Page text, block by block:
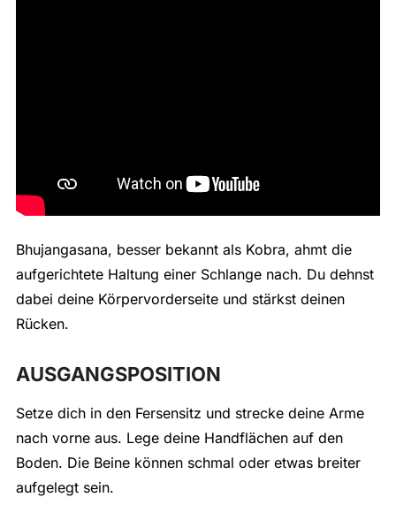
Bhujangasana, besser bekannt als Kobra, ahmt die
aufgerichtete Haltung einer Schlange nach. Du dehnst
dabei deine Körpervorderseite und stärkst deinen
Rücken.
AUSGANGSPOSITION
Setze dich in den Fersensitz und strecke deine Arme
nach vorne aus. Lege deine Handflächen auf den
Boden. Die Beine können schmal oder etwas breiter
aufgelegt sein.